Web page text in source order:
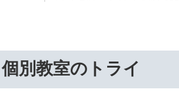
個別教室のトライ